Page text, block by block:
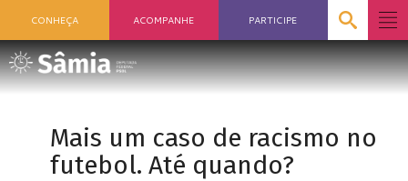
CONHEÇA ACOMPANHE PARTICIPE
Mais um caso de racismo no
futebol. Até quando?